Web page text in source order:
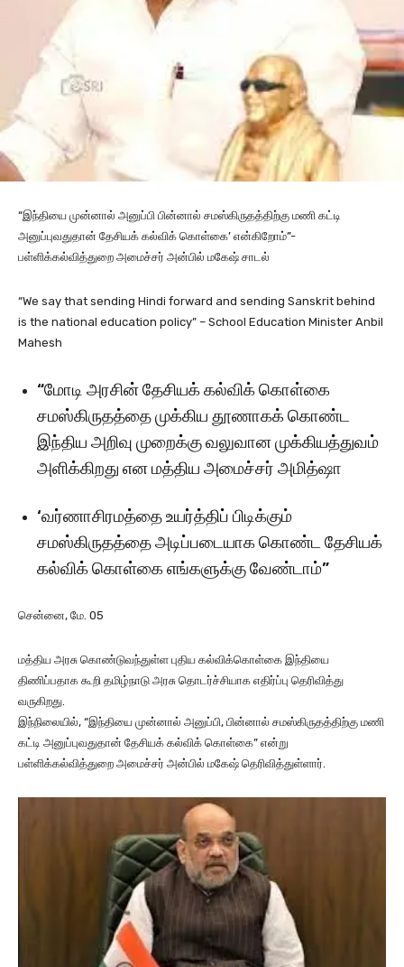
“இந்தியை முன்னால் அனுப்பி பின்னால் சமஸ்கிருதத்திற்கு மணி கட்டி
அனுப்புவதுதான் தேசியக் கல்விக் கொள்கை’ என்கிறோம்”-
பள்ளிக்கல்வித்துறை அமைச்சர் அன்பில் மகேஷ் சாடல்
“We say that sending Hindi forward and sending Sanskrit behind
is the national education policy” – School Education Minister Anbil
Mahesh
“மோடி அரசின் தேசியக் கல்விக் கொள்கை
சமஸ்கிருதத்தை முக்கிய தூணாகக் கொண்ட
இந்திய அறிவு முறைக்கு வலுவான முக்கியத்துவம்
அளிக்கிறது என மத்திய அமைச்சர் அமித்ஷா
‘வர்ணாசிரமத்தை உயர்த்திப் பிடிக்கும்
சமஸ்கிருதத்தை அடிப்படையாக கொண்ட தேசியக்
கல்விக் கொள்கை எங்களுக்கு வேண்டாம்”
சென்னை, மே. 05
மத்திய அரசு கொண்டுவந்துள்ள புதிய கல்விக்கொள்கை இந்தியை
திணிப்பதாக கூறி தமிழ்நாடு அரசு தொடர்ச்சியாக எதிர்ப்பு தெரிவித்து
வருகிறது.
இந்நிலையில், “இந்தியை முன்னால் அனுப்பி, பின்னால் சமஸ்கிருதத்திற்கு மணி
கட்டி அனுப்புவதுதான் தேசியக் கல்விக் கொள்கை” என்று
பள்ளிக்கல்வித்துறை அமைச்சர் அன்பில் மகேஷ் தெரிவித்துள்ளார்.